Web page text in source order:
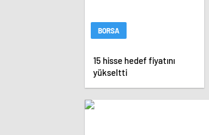
BORSA
15 hisse hedef fiyatını
yükseltti